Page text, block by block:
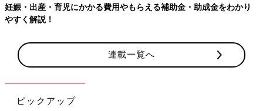
妊娠・出産・育児にかかる費用やもらえる補助金・助成金をわかり
やすく解説！
連載一覧へ
ピックアップ